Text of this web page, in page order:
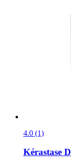
4.0 (1)
Kérastase